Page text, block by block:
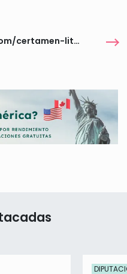
https://www.fundacionbca.com/certamen-literario